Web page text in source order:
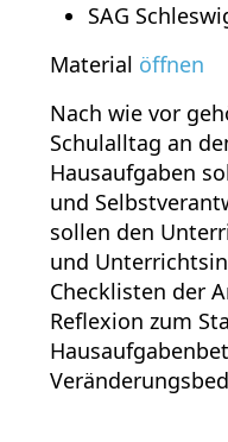
SAG
Material öffnen
Nach wie vor
Schulalltag an
Hausaufgaben
und
sollen den
und
Checklisten der
Reflexion zum